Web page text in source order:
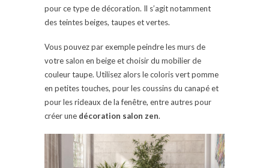
pour ce type de décoration. Il s’agit notamment
des teintes beiges, taupes et vertes.
Vous pouvez par exemple peindre les murs de
votre salon en beige et choisir du mobilier de
couleur taupe. Utilisez alors le coloris vert pomme
en petites touches, pour les coussins du canapé et
pour les rideaux de la fenêtre, entre autres pour
créer une décoration salon zen.